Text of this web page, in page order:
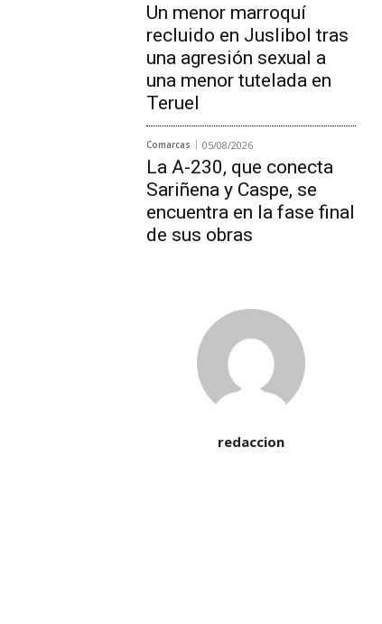
Un menor marroquí
recluido en Juslibol tras
una agresión sexual a
una menor tutelada en
Teruel
Comarcas 05/08/2026
La A-230, que conecta
Sariñena y Caspe, se
encuentra en la fase final
de sus obras
redaccion